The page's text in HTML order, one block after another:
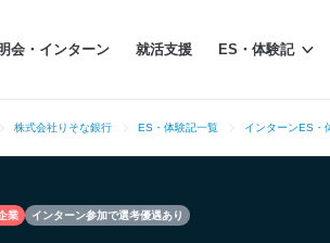
会・インターン 就活支援 ES・体験記
株式会社りそな銀行 ES・体験記一覧 インターンES・
業 インターン参加で選考優遇あり